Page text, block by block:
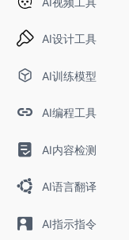
AI设计工具
AI训练模型
AI编程工具
AI内容检测
AI语言翻译
AI指示指令